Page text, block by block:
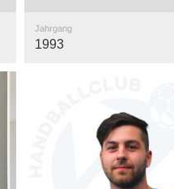
Jahrgang
1993